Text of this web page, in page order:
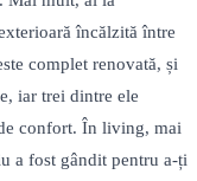
încălzită între
complet renovată, și
iar trei dintre ele
confort. În living, mai
a fost gândit pentru a-ți